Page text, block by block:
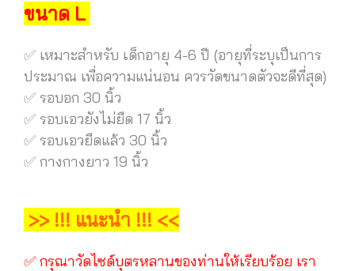
ขนาด L
✅ เหมาะสำหรับ เด็กอายุ 4-6 ปี (อายุที่ระบุเป็นการ
ประมาณ เพื่อความแน่นอน ควรวัดขนาดตัวจะดีที่สุด)
✅ รอบอก 30 นิ้ว
✅ รอบเอวยังไม่ยืด 17 นิ้ว
✅ รอบเอวยืดแล้ว 30 นิ้ว
✅ กางกางยาว 19 นิ้ว
>> !!! แนะนำ !!! <<
✅ กรุณาวัดไซด์บุตรหลานของท่านให้เรียบร้อย เรา